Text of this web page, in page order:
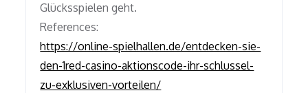
Glücksspielen geht.
References:
https://online-spielhallen.de/entdecken-sie-
den-1red-casino-aktionscode-ihr-schlussel-
zu-exklusiven-vorteilen/